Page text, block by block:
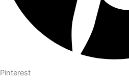
Pinterest